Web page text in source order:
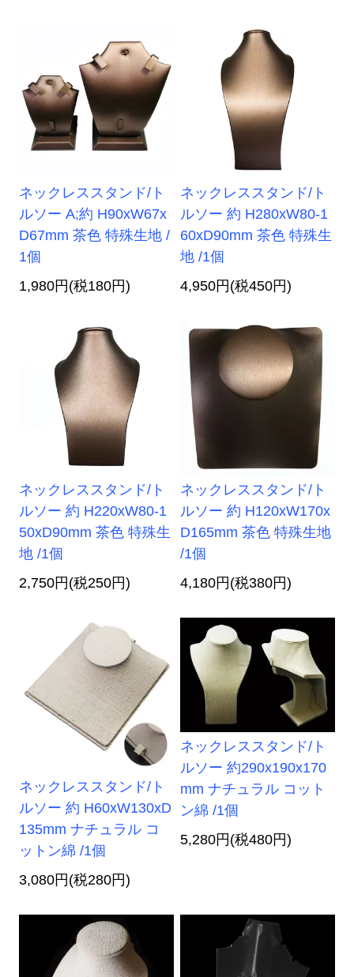
ネックレススタンド/ト
ルソー A;約 H90xW67x
D67mm 茶色 特殊生地 /
1個
1,980円(税180円)
ネックレススタンド/ト
ルソー 約 H280xW80-1
60xD90mm 茶色 特殊生
地 /1個
4,950円(税450円)
ネックレススタンド/ト
ルソー 約 H220xW80-1
50xD90mm 茶色 特殊生
地 /1個
2,750円(税250円)
ネックレススタンド/ト
ルソー 約 H120xW170x
D165mm 茶色 特殊生地
/1個
4,180円(税380円)
ネックレススタンド/ト
ルソー 約 H60xW130xD
135mm ナチュラル コ
ットン綿 /1個
3,080円(税280円)
ネックレススタンド/ト
ルソー 約290x190x170
mm ナチュラル コット
ン綿 /1個
5,280円(税480円)